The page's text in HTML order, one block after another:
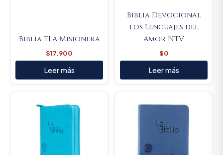
Biblia TLA Misionera
$17.900
Leer más
Biblia Devocional
los Lenguajes del
Amor NTV
$0
Leer más
price
was:
$93.000.
Current